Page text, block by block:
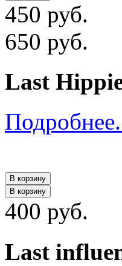
450 руб.
650 руб.
Last
В корзину
В корзину
400 руб.
Last